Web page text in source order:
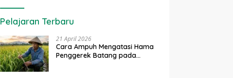
Pelajaran Terbaru
21 April 2026
Cara Ampuh Mengatasi Hama
Penggerek Batang pada